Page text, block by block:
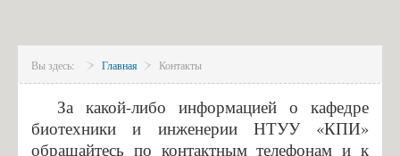
Сотрудники
История
Международное партнерство
Гордость кафедры
Вы здесь: Главная Контакты
За какой-либо информацией о кафедре
биотехники и инженерии НТУУ «КПИ»
обращайтесь по контактным телефонам и к